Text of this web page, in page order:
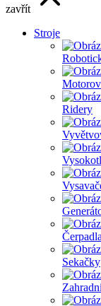
zavřít
Stroje
Ridery
Čerpadla
Sekačky